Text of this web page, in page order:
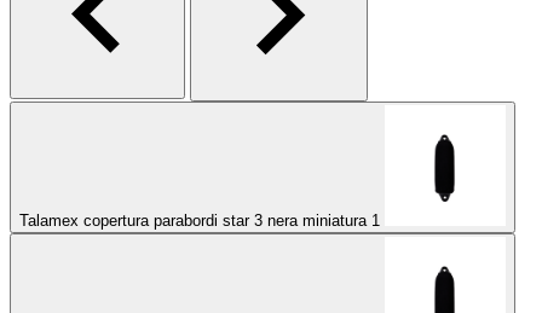
Talamex copertura parabordi star 3 nera miniatura 1